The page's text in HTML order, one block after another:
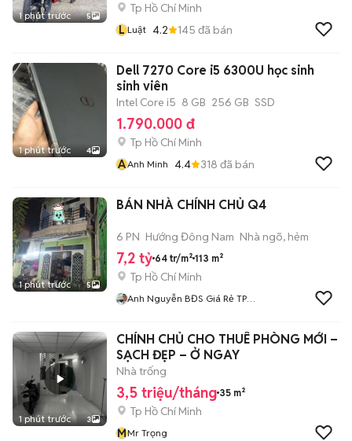
1 phút trước 5
Tp Hồ Chí Minh
L Luật 4.2 145 đã bán
1 phút trước 4
Dell 7270 Core i5 6300U học sinh
sinh viên
Intel Core i5 8 GB 256 GB SSD
1.790.000 đ
Tp Hồ Chí Minh
AAnh Minh 4.4 318 đã bán
1 phút trước 5
BÁN NHÀ CHÍNH CHỦ Q4
6 PN Hướng Đông Nam Nhà ngõ, hẻm
7,2 tỷ 64 tr/m² 113 m²
Tp Hồ Chí Minh
Anh Nguyễn BĐS Giá Rẻ TP
1 phút trước 3
CHÍNH CHỦ CHO THUÊ PHÒNG MỚI –
SẠCH ĐẸP – Ở NGAY
Nhà trống
3,5 triệu/tháng 35 m²
Tp Hồ Chí Minh
MMr Trọng